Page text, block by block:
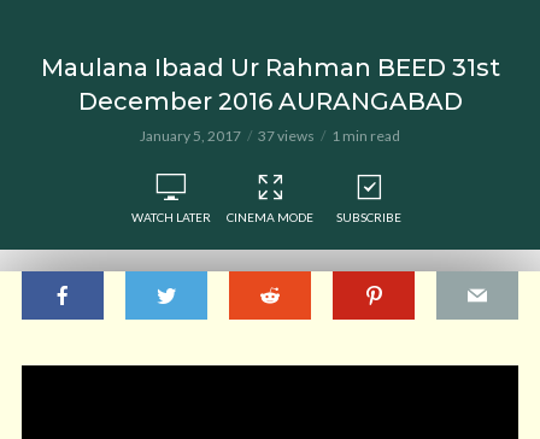
Maulana Ibaad Ur Rahman BEED 31st
December 2016 AURANGABAD
January 5, 2017 37 views 1 min read
WATCH LATER CINEMA MODE SUBSCRIBE